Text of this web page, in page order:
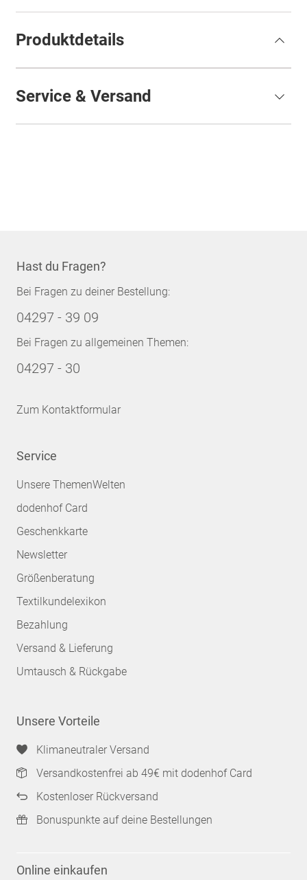
Produktdetails
Service & Versand
Hast du Fragen?
Bei Fragen zu deiner Bestellung:
04297 - 39 09
Bei Fragen zu allgemeinen Themen:
04297 - 30
Zum Kontaktformular
Service
Unsere ThemenWelten
dodenhof Card
Geschenkkarte
Newsletter
Größenberatung
Textilkundelexikon
Bezahlung
Versand & Lieferung
Umtausch & Rückgabe
Unsere Vorteile
Klimaneutraler Versand
Versandkostenfrei ab 49€ mit dodenhof Card
Kostenloser Rückversand
Bonuspunkte auf deine Bestellungen
Online einkaufen